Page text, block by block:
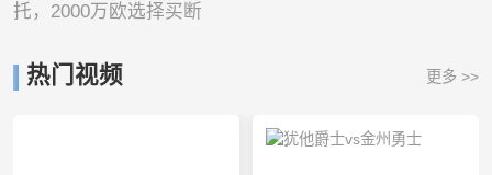
托，2000万欧选择买断
热门视频 更多 >>